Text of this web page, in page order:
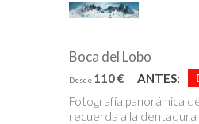
Boca del Lobo
Desde 110 € ANTES:
Fotografía panorámica
recuerda a la dentadura